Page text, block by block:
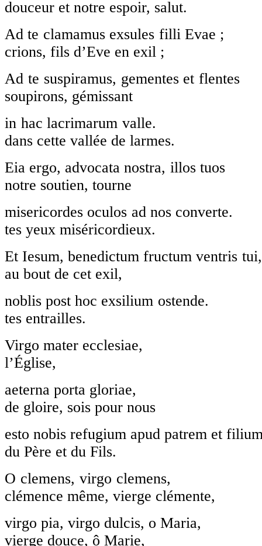
douceur et notre espoir, salut.
Ad te clamamus
crions, fils d’Eve en exil ;
Ad te suspiramus,
soupirons, gémissant
in hac
dans cette vallée de larmes.
Eia ergo, advocata
notre soutien, tourne
misericordes oculos ad
tes yeux miséricordieux.
Et Iesum, benedictum
au bout de cet exil,
noblis post hoc
tes entrailles.
Virgo mater
l’Église,
aeterna porta
de gloire, sois pour nous
esto nobis refugium apud
du Père et du Fils.
O clemens,
clémence même, vierge clémente,
virgo pia, virgo
vierge douce, ô Marie,